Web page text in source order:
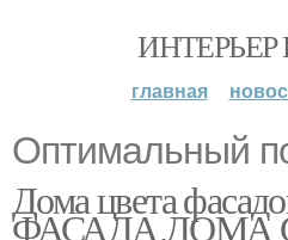
ИНТЕРЬЕР
главная
Оптимальный
Дома цвета
ФАСАДА ДОМА